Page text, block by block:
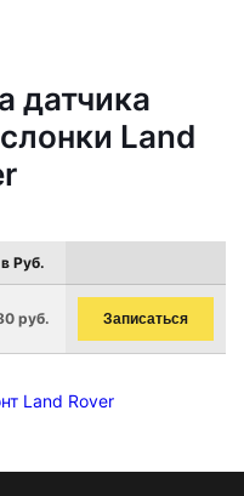
датчика
Land
Руб.
руб. Записаться
Land Rover